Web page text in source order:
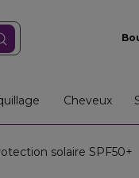
Cheveux
solaire SPF50+